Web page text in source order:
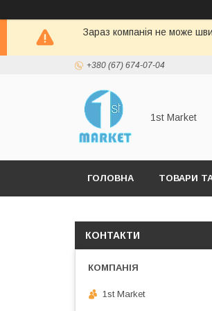
Зараз компанія не може
+380 (67) 674-07-04
1st Market
ГОЛОВНА ТОВАРИ
КОНТАКТИ
1st Market